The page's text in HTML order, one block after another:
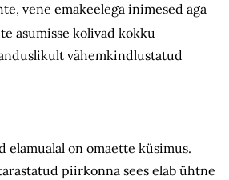
vene emakeelega inimesed aga
asumisse kolivad kokku
vähemkindlustatud
elamualal on omaette küsimus.
piirkonna sees elab ühtne